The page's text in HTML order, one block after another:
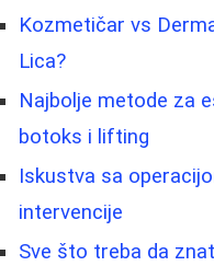
Kozmetičar vs
Lica?
Najbolje metode za
botoks i lifting
Iskustva sa
intervencije
Sve što treba da